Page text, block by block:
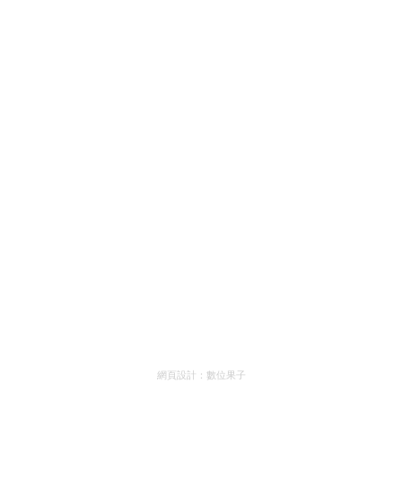
網頁設計： 數位果子